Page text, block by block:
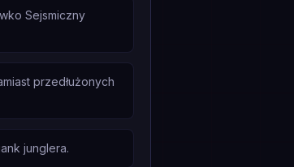
Sejsmiczny
przedłużonych
junglera.